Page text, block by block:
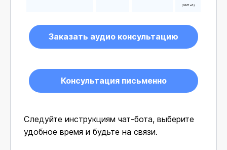
(GMT +6)
Заказать аудио консультацию
Консультация письменно
Следуйте инструкциям чат-бота, выберите
удобное время и будьте на связи.